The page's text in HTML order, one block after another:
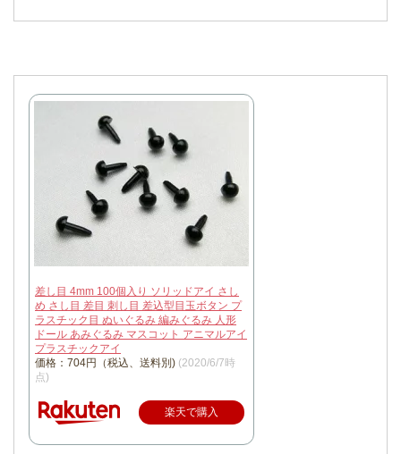
差し目 4mm 100個入り ソリッドアイ さし
め さし目 差目 刺し目 差込型目玉ボタン プ
ラスチック目 ぬいぐるみ 編みぐるみ 人形
ドール あみぐるみ マスコット アニマルアイ
プラスチックアイ
価格：704円（税込、送料別) (2020/6/7時
点)
楽天で購入